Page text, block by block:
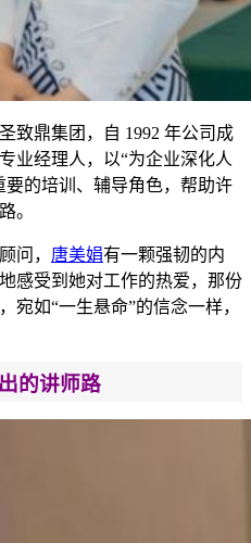
致鼎集团，自 1992 年公司成
业经理人，以“为企业深化人
的培训、辅导角色，帮助许
。
问， 唐美娟有一颗强韧的内
感受到她对工作的热爱，那份
宛如“一生悬命”的信念一样，
的讲师路